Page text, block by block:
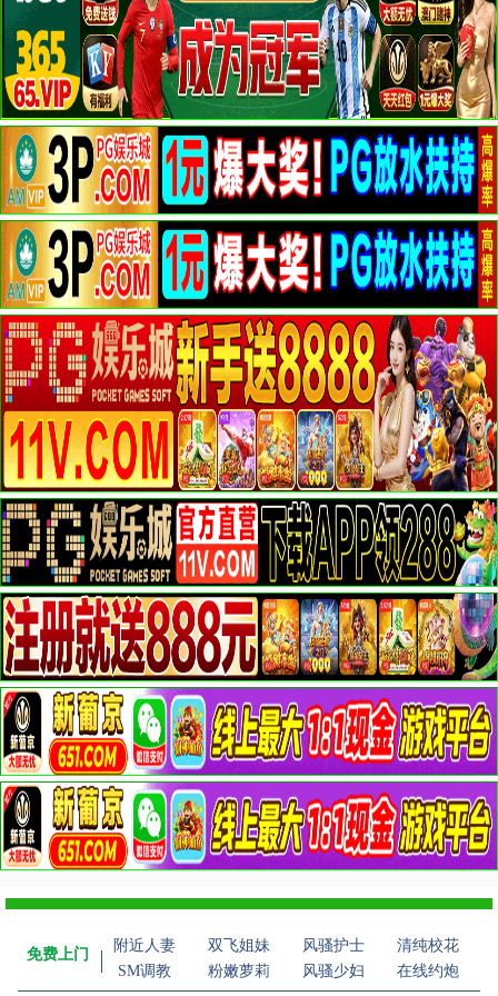
免费上门
附近人妻 双飞姐妹 风骚护士
清纯校花
SM调教
粉嫩萝莉 风骚少妇 在线约炮